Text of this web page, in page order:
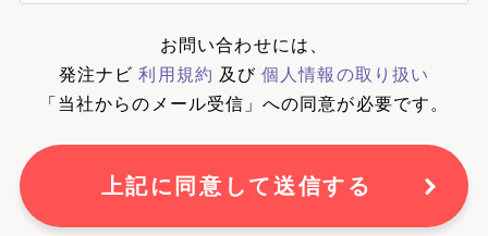
お問い合わせには、
発注ナビ利用規約 及び個人情報の取り扱い
「当社からのメール受信」への同意が必要です。
上記に同意して送信する